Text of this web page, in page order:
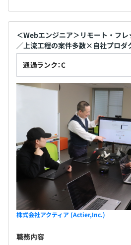
＜Webエンジニア＞リモート・フ
／上流工程の案件多数×自社プロダ
通過ランク：C
株式会社アクティア (Actier,Inc.)
職務内容